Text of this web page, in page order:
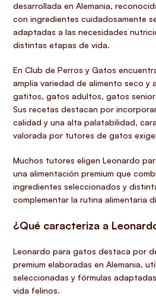
desarrollada en Alemania,
con ingredientes cuidadosamente
adaptadas a las necesidades
distintas etapas de vida.
En Club de Perros y Gatos
amplia variedad de alimento seco y
gatitos, gatos adultos, gatos
Sus recetas destacan por
calidad y una alta palatabilidad,
valorada por tutores de gatos
Muchos tutores eligen Leonardo
una alimentación premium que
ingredientes seleccionados y
complementar la rutina alimentaria
¿Qué caracteriza a
Leonardo para gatos destaca por
premium elaboradas en Alemania,
seleccionadas y fórmulas
vida felinos.